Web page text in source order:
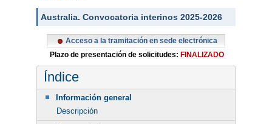
Australia. Convocatoria interinos 2025-2026
Acceso a la tramitación en sede electrónica
Plazo de presentación de solicitudes: FINALIZADO
Índice
Información general
Descripción